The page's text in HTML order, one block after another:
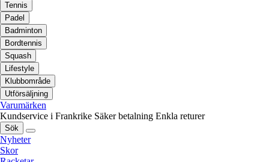
Tennis
Padel
Badminton
Bordtennis
Squash
Lifestyle
Klubbområde
Utförsäljning
Varumärken
Kundservice i Frankrike Säker betalning Enkla returer
Sök
Nyheter
Skor